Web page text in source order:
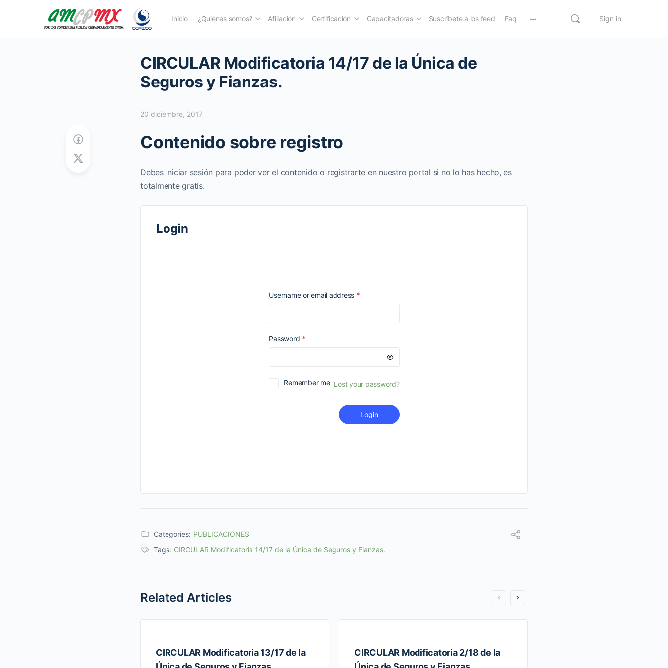
Inicio ¿Quiénes somos? Afiliación Certificación Capacitadoras Suscríbete a los feed Faq Sign in
CIRCULAR Modificatoria 14/17 de la Única de
Seguros y Fianzas.
20 diciembre, 2017
Contenido sobre registro
Debes iniciar sesión para poder ver el contenido o registrarte en nuestro portal si no lo has hecho, es
totalmente gratis.
Login
Username or email address *Required
Password *Required
Remember me Lost your password?
Login
Categories: PUBLICACIONES
Tags: CIRCULAR Modificatoria 14/17 de la Única de Seguros y Fianzas.
Related Articles
CIRCULAR Modificatoria 13/17 de la
CIRCULAR Modificatoria 2/18 de la